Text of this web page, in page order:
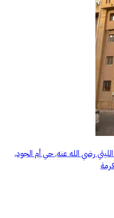
رضي الله عنه, حي أم الجود,